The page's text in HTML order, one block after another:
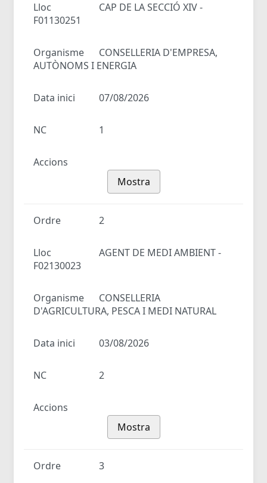
Lloc
CAP DE LA SECCIÓ XIV -
F01130251
Organisme
CONSELLERIA D'EMPRESA,
AUTÒNOMS I ENERGIA
Data inici 07/08/2026
NC 1
Accions
Mostra
Ordre 2
Lloc
AGENT DE MEDI AMBIENT -
F02130023
Organisme
CONSELLERIA
D'AGRICULTURA, PESCA I MEDI NATURAL
Data inici 03/08/2026
NC 2
Accions
Mostra
Ordre 3